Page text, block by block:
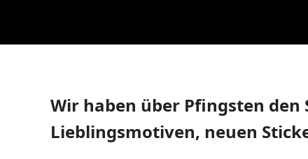
Wir haben über Pfingsten
Lieblingsmotiven, neuen